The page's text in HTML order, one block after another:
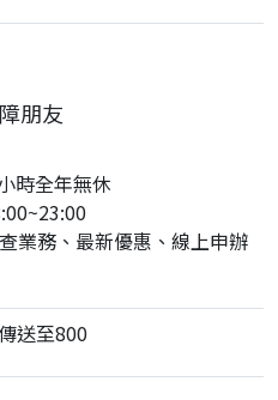
朋友
時全年無休
業務、最新優惠、線上申辦
送至800